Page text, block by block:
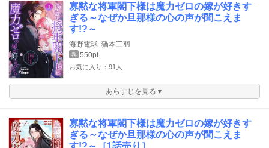
寡黙な将軍閣下様は魔力ゼロの嫁が好きす
ぎる～なぜか旦那様の心の声が聞こえま
す!?～
海野電球 猶本三羽
巻 550pt
お気に入り：91人
あらすじを見る▼
寡黙な将軍閣下様は魔力ゼロの嫁が好きす
ぎる～なぜか旦那様の心の声が聞こえま
す!?～［1話売り］